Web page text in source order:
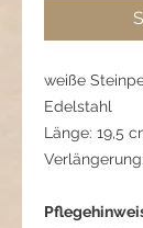
weiße
Edelstahl
Länge: 19,5